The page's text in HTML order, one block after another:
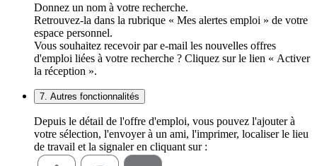
Donnez un nom à votre recherche.
Retrouvez-la dans la rubrique « Mes alertes emploi » de votre
espace personnel.
Vous souhaitez recevoir par e-mail les nouvelles offres
d'emploi liées à votre recherche ? Cliquez sur le lien « Activer
la réception ».
7. Autres fonctionnalités
Depuis le détail de l'offre d'emploi, vous pouvez l'ajouter à
votre sélection, l'envoyer à un ami, l'imprimer, localiser le lieu
de travail et la signaler en cliquant sur :